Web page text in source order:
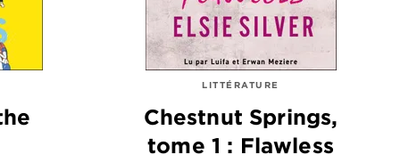
LITTÉRATURE
Chestnut Springs,
tome 1 : Flawless